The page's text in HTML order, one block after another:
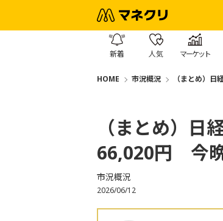
新着 人気 マーケット
HOME 市況概況 （まとめ）
（まとめ）日
66,020円 今
市況概況
2026/06/12